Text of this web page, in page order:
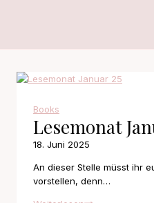
Books
Lesemonat
18. Juni 2025
An dieser Stelle müsst ihr
vorstellen, denn…